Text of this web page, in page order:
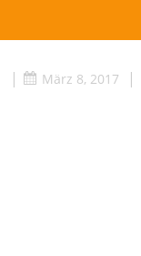
| März 8, 2017 |